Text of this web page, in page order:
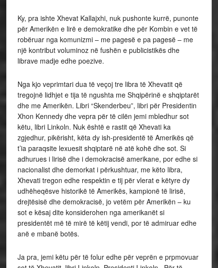
Ky, pra ishte Xhevat Kallajxhi, nuk pushonte kurrë, punonte
për Amerikën e lirë e demokratike dhe për Kombin e vet të
robëruar nga komunizmi – me pagesë e pa pagesë – me
një kontribut voluminoz në fushën e publicistikës dhe
librave madje edhe poezive.
Nga kjo veprimtari dua të veçoj tre libra të Xhevatit që
tregojnë lidhjet e tija të ngushta me Shqipërinë e shqiptarët
dhe me Amerikën. Libri “Skenderbeu”, libri për Presidentin
Xhon Kennedy dhe vepra për të cilën jemi mbledhur sot
këtu, libri Linkoln. Nuk është e rastit që Xhevati ka
zgjedhur, pikërisht, këta dy ish-presidentë të Amerikës që
t’ia paraqsite lexuesit shqiptarë në atë kohë dhe sot. Si
adhurues i lirisë dhe i demokracisë amerikane, por edhe si
nacionalist dhe demorkat i përkushtuar, me këto libra,
Xhevati tregon edhe respektin e tij për vlerat e këtyre dy
udhëheqësve historikë të Amerikës, kampionë të lirisë,
drejtësisë dhe demokracisë, jo vetëm për Amerikën – ku
sot e kësaj dite konsiderohen nga amerikanët si
presidentët më të mirë të këtij vendi, por të admiruar edhe
anë e mbanë botës.
Ja pra, jemi këtu për të folur edhe për veprën e prpmovuar